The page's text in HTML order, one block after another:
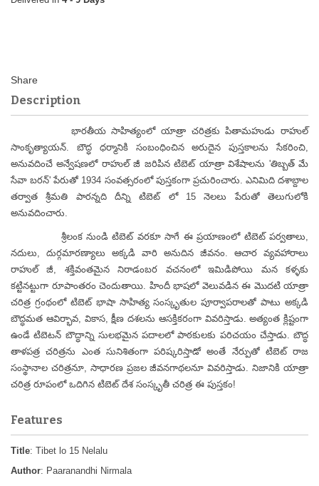
Description
భారతీయ సాహిత్యంలో యాత్రా చరిత్రకు పితామహుడు రాహుల్
సాంకృత్యాయన్. బౌద్ధ ధర్మానికి సంబంధించిన అరుదైన పుస్తకాలను సేకరించి,
అనువదించే అన్వేషణలో రాహుల్ జీ జరిపిన టిబెట్ యాత్రా విశేషాలను 'తిబ్బత్ మే
సేవా బరన్' పేరుతో 1934 సంవత్సరంలో పుస్తకంగా ప్రచురించారు. ఎనిమిది దశాబ్దాల
తర్వాత శ్రీమతి పారన్నది దీన్ని టిబెట్ లో 15 నెలలు పేరుతో తెలుగులోకి
అనువదించారు.
శ్రీలంక నుండి టిబెట్ వరకూ సాగే ఈ ప్రయాణంలో టిబెట్ పర్వతాలు,
నదులు, దుర్గమారణ్యాలు అక్కడి వారి అనుదిన జీవనం. ఆచార వ్యవహారాలు
రాహుల్ జీ, శక్తివంతమైన నిరాడంబర వచనంలో ఇమిడిపోయి మన కళ్ళకు
కట్టినట్టుగా రూపాంతరం చెందుతాయి. హిందీ భాషలో వెలువడిన ఈ మొదటి యాత్రా
చరిత్ర గ్రంథంలో టిబెట్ భాషా సాహిత్య సంస్కృతుల పూర్వాపరాలతో పాటు అక్కడి
బౌద్ధమత ఆవిర్భావ, వికాస, క్షీణ దశలను ఆసక్తికరంగా వివరిస్తాడు. అత్యంత క్లిష్టంగా
ఉండే టిబెటన్ బౌద్ధాన్ని సులభమైన పదాలలో పాఠకులకు పరిచయం చేస్తాడు. బౌద్ధ
తాళపత్ర చరిత్రను ఎంత సునిశితంగా పరిష్కరిస్తాడో అంతే నేర్పుతో టిబెట్ రాజ
సంస్థానాల చరిత్రనూ, సాధారణ ప్రజల జీవనగాథలనూ వివరిస్తాడు. నిజానికి యాత్రా
చరిత్ర రూపంలో ఒదిగిన టిబెట్ దేశ సంస్కృతీ చరిత్ర ఈ పుస్తకం!
Features
Title: Tibet lo 15 Nelalu
Author: Paaranandhi Nirmala